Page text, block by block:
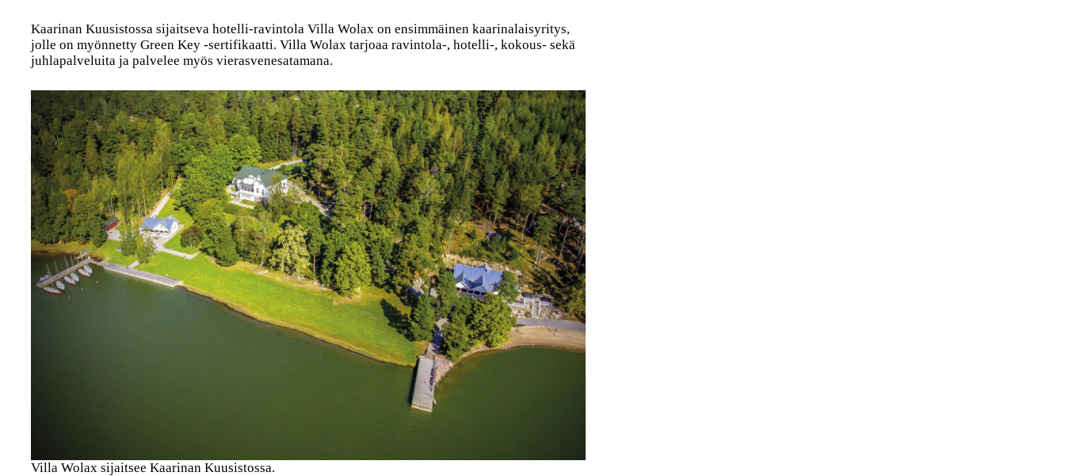
Kaarinan Kuusistossa sijaitseva hotelli-ravintola Villa Wolax on ensimmäinen kaarinalaisyritys,
jolle on myönnetty Green Key -sertifikaatti. Villa Wolax tarjoaa ravintola-, hotelli-, kokous- sekä
juhlapalveluita ja palvelee myös vierasvenesatamana.
Villa Wolax sijaitsee Kaarinan Kuusistossa.